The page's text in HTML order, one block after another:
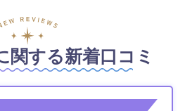
関する新着口コミ